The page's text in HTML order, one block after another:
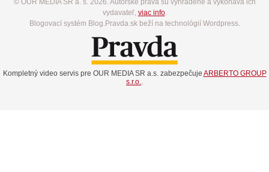
© OUR MEDIA SR a. s. 2026. Autorské práva sú vyhradené a vykonáva ich
vydavateľ, viac info.
Blogovací systém Blog.Pravda.sk beží na technológií Wordpress.
Kompletný video servis pre OUR MEDIA SR a.s. zabezpečuje ARBERTO GROUP
s.r.o..